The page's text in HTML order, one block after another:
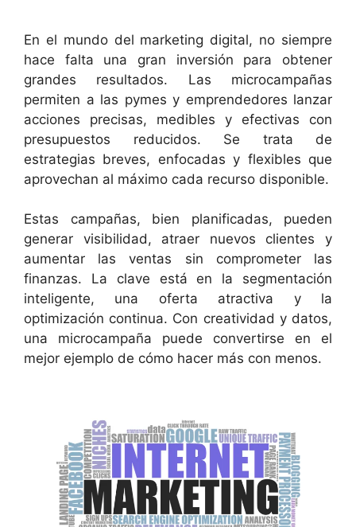
En el mundo del marketing digital, no siempre
hace falta una gran inversión para obtener
grandes resultados. Las microcampañas
permiten a las pymes y emprendedores lanzar
acciones precisas, medibles y efectivas con
presupuestos reducidos. Se trata de
estrategias breves, enfocadas y flexibles que
aprovechan al máximo cada recurso disponible.
Estas campañas, bien planificadas, pueden
generar visibilidad, atraer nuevos clientes y
aumentar las ventas sin comprometer las
finanzas. La clave está en la segmentación
inteligente, una oferta atractiva y la
optimización continua. Con creatividad y datos,
una microcampaña puede convertirse en el
mejor ejemplo de cómo hacer más con menos.